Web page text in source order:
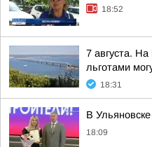
18:52
7 августа.
льготами
18:31
В
18:09